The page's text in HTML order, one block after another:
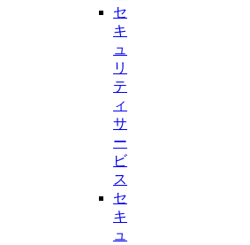
セ
キ
ュ
リ
テ
ィ
サ
ー
ビ
ス
セ
キ
ュ